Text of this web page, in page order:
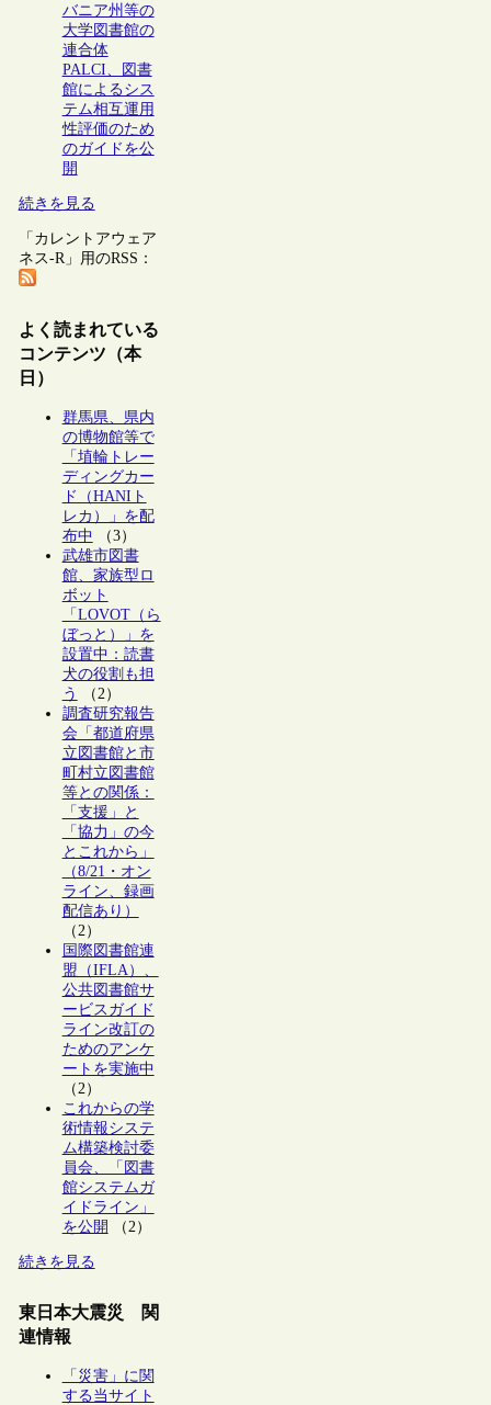
バニア州等の
大学図書館の
連合体
PALCI、図書
館によるシス
テム相互運用
性評価のため
のガイドを公
開
続きを見る
「カレントアウェア
ネス-R」用のRSS：
よく読まれている
コンテンツ（本
日）
群馬県、県内
の博物館等で
「埴輪トレー
ディングカー
ド（HANIト
レカ）」を配
布中 （3）
武雄市図書
館、家族型ロ
ボット
「LOVOT（ら
ぼっと）」を
設置中：読書
犬の役割も担
う
（2）
調査研究報告
会「都道府県
立図書館と市
町村立図書館
等との関係：
「支援」と
「協力」の今
とこれから」
（8/21・オン
ライン、録画
配信あり）
（2）
国際図書館連
盟（IFLA）、
公共図書館サ
ービスガイド
ライン改訂の
ためのアンケ
ートを実施中
（2）
これからの学
術情報システ
ム構築検討委
員会、「図書
館システムガ
イドライン」
を公開
（2）
続きを見る
東日本大震災 関
連情報
「災害」に関
する当サイト